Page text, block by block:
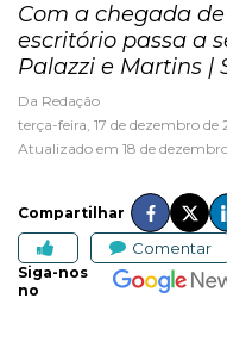
Com a chegada
escritório passa a
Palazzi e Martins |
Da Redação
terça-feira, 17 de dezembro de
Atualizado em 18 de
Compartilhar
Comentar
Siga-nos
no